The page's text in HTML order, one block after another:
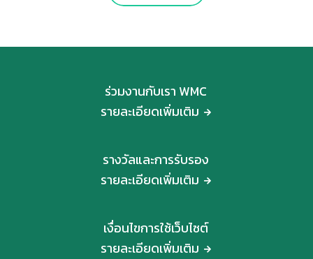
ร่วมงานกับเรา WMC
รายละเอียดเพิ่มเติม
รางวัลและการรับรอง
รายละเอียดเพิ่มเติม
เงื่อนไขการใช้เว็บไซต์
รายละเอียดเพิ่มเติม